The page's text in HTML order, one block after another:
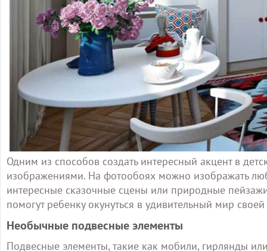
Одним из способов создать интересный акцент в
изображениями. На фотообоях можно изображать
интересные сказочные сцены или природные
помогут ребенку окунуться в удивительный мир
Необычные подвесные элементы
Подвесные элементы, такие как мобили, гирлянды